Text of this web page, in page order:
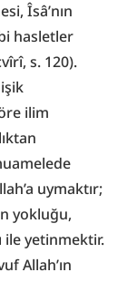
Îsâ’nın
hasletler
s. 120).
ilim
uymaktır;
yokluğu,
Allah’ın